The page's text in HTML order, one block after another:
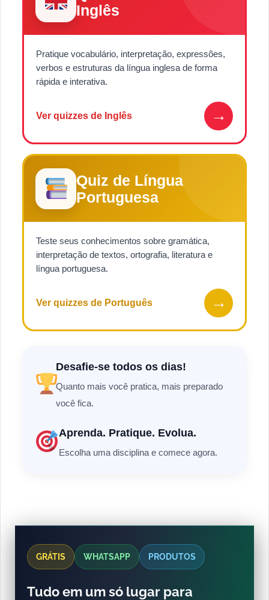
Inglês
Pratique vocabulário, interpretação, expressões,
verbos e estruturas da língua inglesa de forma
rápida e interativa.
Ver quizzes de Inglês →
Quiz de Língua
Portuguesa
Teste seus conhecimentos sobre gramática,
interpretação de textos, ortografia, literatura e
língua portuguesa.
Ver quizzes de Português →
Desafie-se todos os dias!
Quanto mais você pratica, mais preparado
você fica.
Aprenda. Pratique. Evolua.
Escolha uma disciplina e comece agora.
GRÁTIS WHATSAPP PRODUTOS
Tudo em um só lugar para